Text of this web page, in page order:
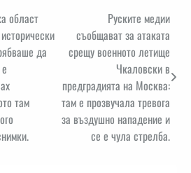
област
да
там
Руските медии
съобщават за атаката
срещу военното летище
Чкаловски в
предградията на Москва:
там е прозвучала тревога
за въздушно нападение и
се е чула стрелба.